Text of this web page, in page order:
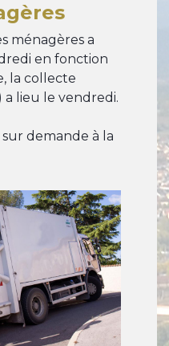
ménagères a
en fonction
la collecte
a lieu le vendredi.
demande à la